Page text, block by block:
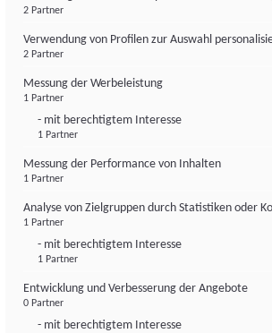
2 Partner
Verwendung von Profilen zur Auswahl
2 Partner
Messung der Werbeleistung
1 Partner
- mit berechtigtem Interesse
1 Partner
Messung der Performance von Inhalten
1 Partner
Analyse von Zielgruppen durch Statistiken oder
1 Partner
- mit berechtigtem Interesse
1 Partner
Entwicklung und Verbesserung der Angebote
0 Partner
- mit berechtigtem Interesse